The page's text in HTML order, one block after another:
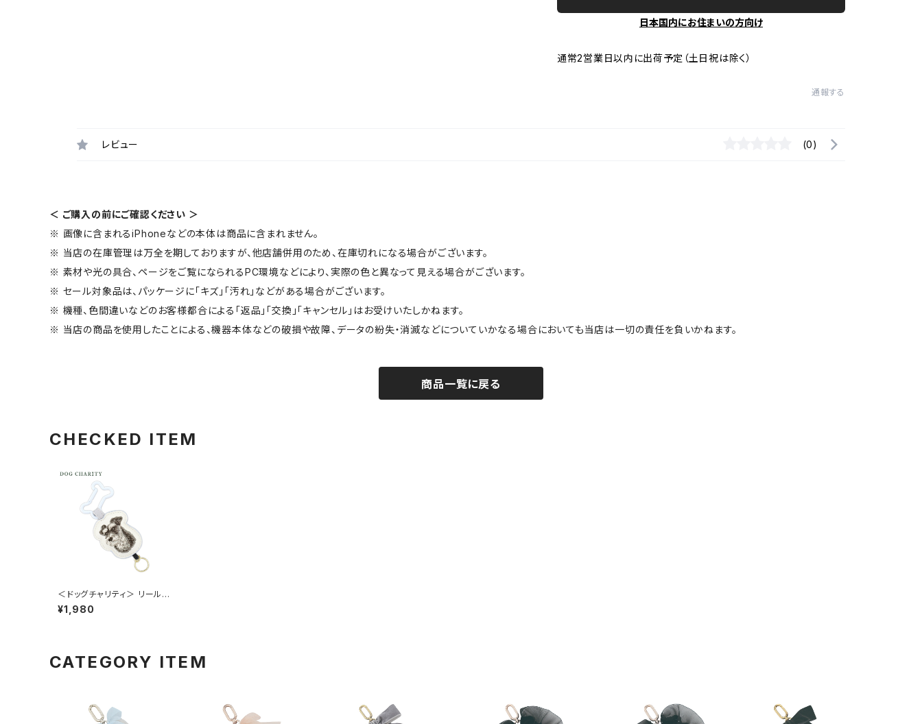
日本国内にお住まいの方向け
通常2営業日以内に出荷予定（土日祝は除く）
通報する
レビュー (0)
＜ ご購入の前にご確認ください ＞
※ 画像に含まれるiPhoneなどの本体は商品に含まれません。
※ 当店の在庫管理は万全を期しておりますが、他店舗併用のため、在庫切れになる場合がございます。
※ 素材や光の具合、ページをご覧になられるPC環境などにより、実際の色と異なって見える場合がございます。
※ セール対象品は、パッケージに「キズ」「汚れ」などがある場合がございます。
※ 機種、色間違いなどのお客様都合による「返品」「交換」「キャンセル」はお受けいたしかねます。
※ 当店の商品を使用したことによる、機器本体などの破損や故障、データの紛失・消滅などについていかなる場合においても当店は一切の責任を負いかねます。
商品一覧に戻る
CHECKED ITEM
＜ドッグチャリティ＞ リールチ
ャーム（骨型カラビナ付き） シ
ュナウザー GKH0012-D
¥1,980
CATEGORY ITEM